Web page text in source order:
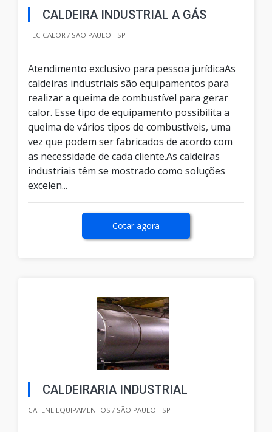
CALDEIRA INDUSTRIAL A GÁS
TEC CALOR / SÃO PAULO - SP
Atendimento exclusivo para pessoa jurídicaAs
caldeiras industriais são equipamentos para
realizar a queima de combustível para gerar
calor. Esse tipo de equipamento possibilita a
queima de vários tipos de combustiveis, uma
vez que podem ser fabricados de acordo com
as necessidade de cada cliente.As caldeiras
industriais têm se mostrado como soluções
excelen...
Cotar agora
CALDEIRARIA INDUSTRIAL
CATENE EQUIPAMENTOS / SÃO PAULO - SP